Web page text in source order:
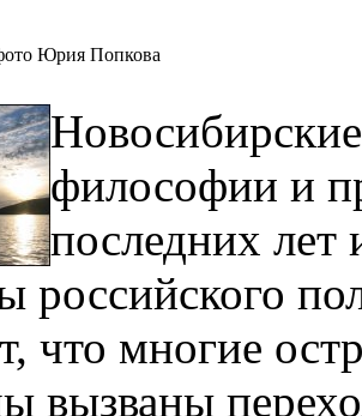
Юрия Попкова
философии и
последних
российского
что многие
вызваны